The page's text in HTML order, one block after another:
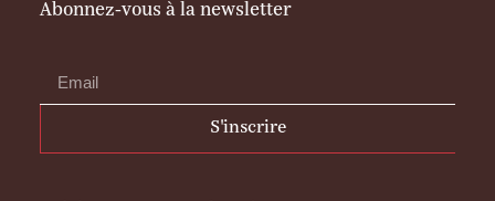
Abonnez-vous à la newsletter
S'inscrire